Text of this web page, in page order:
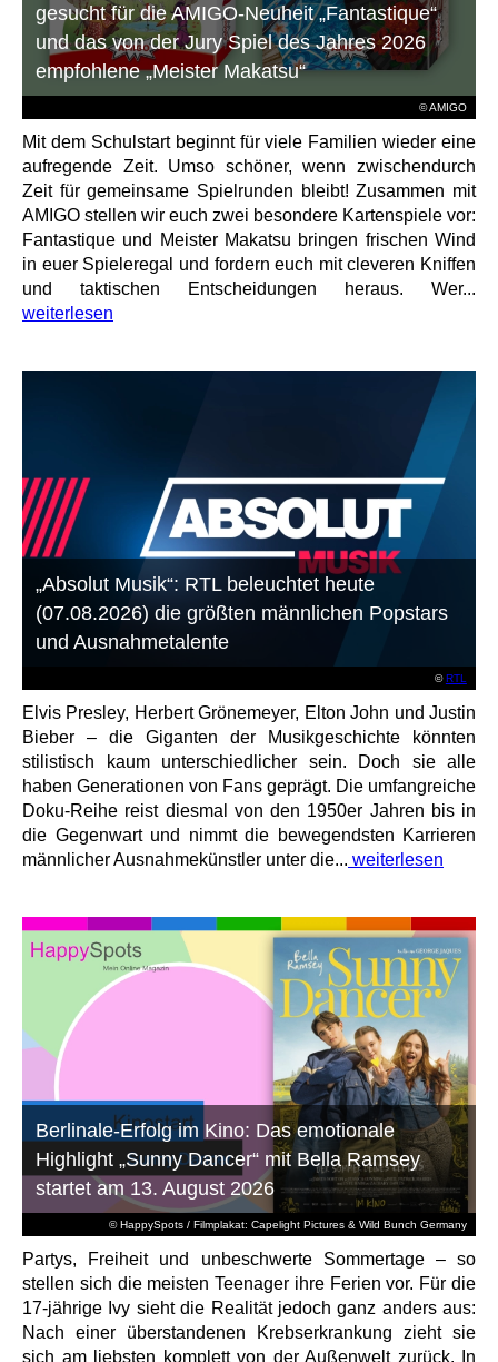
© AMIGO
gesucht für die AMIGO-Neuheit „Fantastique“
und das von der Jury Spiel des Jahres 2026
empfohlene „Meister Makatsu“
Mit dem Schulstart beginnt für viele Familien wieder eine
aufregende Zeit. Umso schöner, wenn zwischendurch
Zeit für gemeinsame Spielrunden bleibt! Zusammen mit
AMIGO stellen wir euch zwei besondere Kartenspiele vor:
Fantastique und Meister Makatsu bringen frischen Wind
in euer Spieleregal und fordern euch mit cleveren Kniffen
und taktischen Entscheidungen heraus. Wer...
weiterlesen
©RTL
„Absolut Musik“: RTL beleuchtet heute
(07.08.2026) die größten männlichen Popstars
und Ausnahmetalente
Elvis Presley, Herbert Grönemeyer, Elton John und Justin
Bieber – die Giganten der Musikgeschichte könnten
stilistisch kaum unterschiedlicher sein. Doch sie alle
haben Generationen von Fans geprägt. Die umfangreiche
Doku-Reihe reist diesmal von den 1950er Jahren bis in
die Gegenwart und nimmt die bewegendsten Karrieren
männlicher Ausnahmekünstler unter die... weiterlesen
© HappySpots / Filmplakat: Capelight Pictures & Wild Bunch Germany
Berlinale-Erfolg im Kino: Das emotionale
Highlight „Sunny Dancer“ mit Bella Ramsey
startet am 13. August 2026
Partys, Freiheit und unbeschwerte Sommertage – so
stellen sich die meisten Teenager ihre Ferien vor. Für die
17-jährige Ivy sieht die Realität jedoch ganz anders aus:
Nach einer überstandenen Krebserkrankung zieht sie
sich am liebsten komplett von der Außenwelt zurück. In